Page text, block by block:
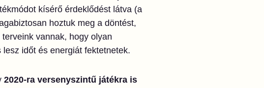
kísérő érdeklődést látva (a
hoztuk meg a döntést,
vannak, hogy olyan
időt és energiát fektetnetek.
2020-ra versenyszintű játékra is